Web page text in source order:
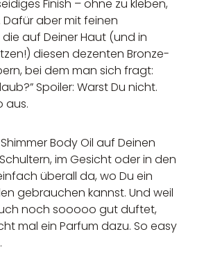
Finish – ohne zu kleben,
aber mit feinen
auf Deiner Haut (und in
diesen dezenten Bronze-
bei dem man sich fragt:
Spoiler: Warst Du nicht.
aus.
Body Oil auf Deinen
im Gesicht oder in den
überall da, wo Du ein
gebrauchen kannst. Und weil
noch sooooo gut duftet,
mal ein Parfum dazu. So easy